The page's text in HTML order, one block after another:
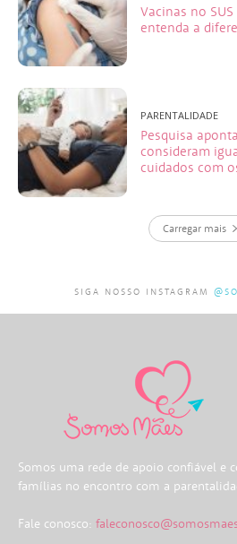
Vacinas no
entenda a
PARENTALIDADE
Pesquisa
consideram
cuidados com
Carregar mais
SIGA NOSSO INSTAGRAM
Somos uma rede de apoio confiável e
famílias no encontro com a
Fale conosco: